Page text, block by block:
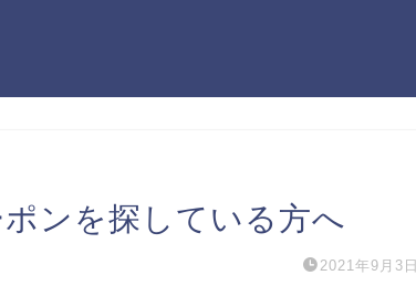
ンを探している方へ
2021年9月3日